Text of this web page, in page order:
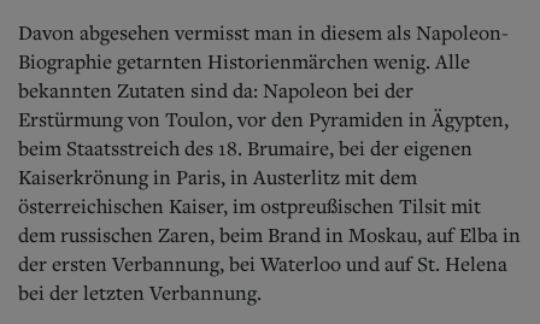
Abonnent werden
Abo Prämien
Archiv
Mediadaten
Kontakt
Impressum
Datenschutz
Davon abgesehen vermisst man in diesem als Napoleon-
Biographie getarnten Historienmärchen wenig. Alle
bekannten Zutaten sind da: Napoleon bei der
Erstürmung von Toulon, vor den Pyramiden in Ägypten,
beim Staatsstreich des 18. Brumaire, bei der eigenen
Kaiserkrönung in Paris, in Austerlitz mit dem
österreichischen Kaiser, im ostpreußischen Tilsit mit
dem russischen Zaren, beim Brand in Moskau, auf Elba in
der ersten Verbannung, bei Waterloo und auf St. Helena
bei der letzten Verbannung.